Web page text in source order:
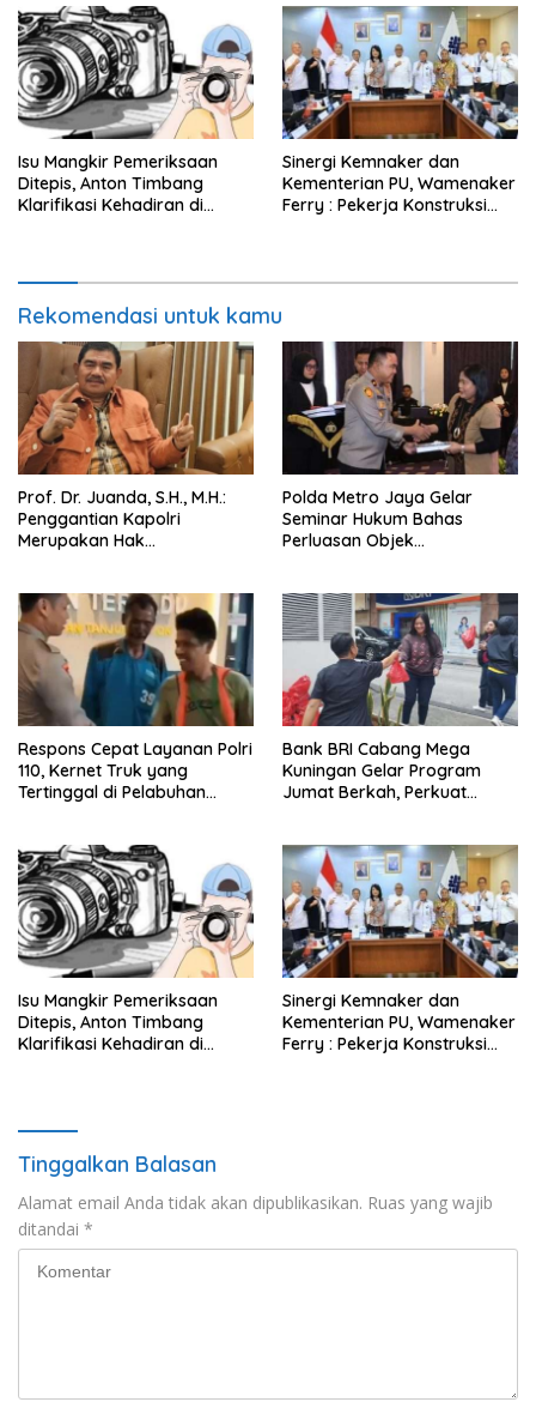
dengan Sopir
Isu Mangkir Pemeriksaan
Ditepis, Anton Timbang
Klarifikasi Kehadiran di
Sinergi Kemnaker dan
Kementerian PU, Wamenaker
Ferry : Pekerja Konstruksi
Rekomendasi untuk kamu
Prof. Dr. Juanda, S.H., M.H.:
Penggantian Kapolri
Merupakan Hak
Dipertimbangkan
Polda Metro Jaya Gelar
Seminar Hukum Bahas
Perluasan Objek
Respons Cepat Layanan Polri
110, Kernet Truk yang
Tertinggal di Pelabuhan
dengan Sopir
Bank BRI Cabang Mega
Kuningan Gelar Program
Jumat Berkah, Perkuat
Isu Mangkir Pemeriksaan
Ditepis, Anton Timbang
Klarifikasi Kehadiran di
Sinergi Kemnaker dan
Kementerian PU, Wamenaker
Ferry : Pekerja Konstruksi
Tinggalkan Balasan
Alamat email Anda tidak akan dipublikasikan. Ruas yang wajib
ditandai *